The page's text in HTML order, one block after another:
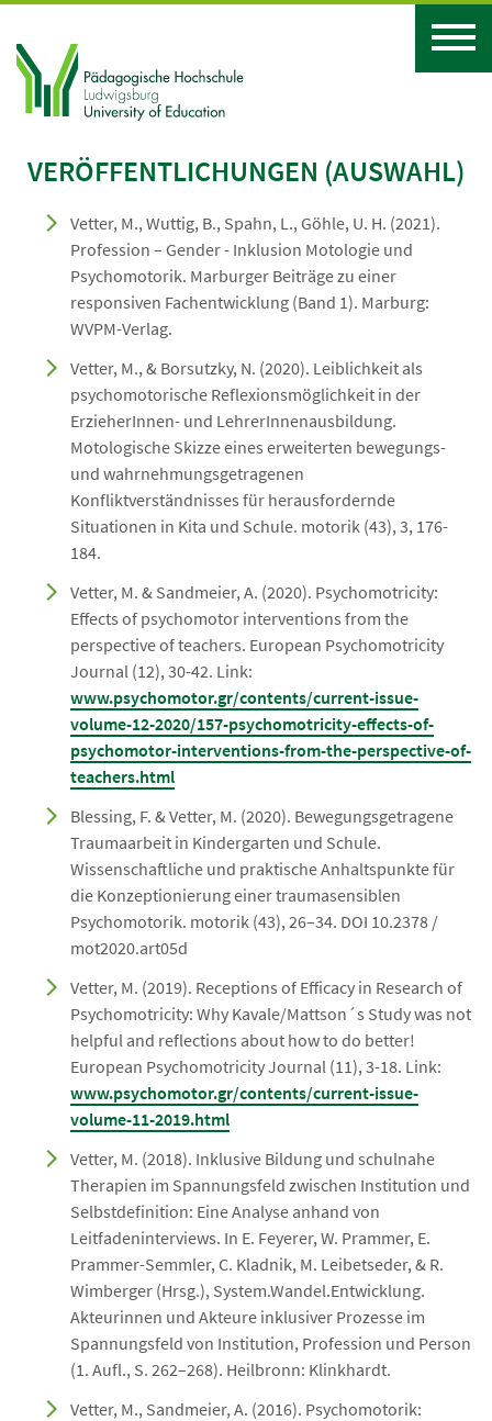
VERÖFFENTLICHUNGEN (AUSWAHL)
Vetter, M., Wuttig, B., Spahn, L., Göhle, U. H. (2021).
Profession – Gender - Inklusion Motologie und
Psychomotorik. Marburger Beiträge zu einer
responsiven Fachentwicklung (Band 1). Marburg:
WVPM-Verlag.
Vetter, M., & Borsutzky, N. (2020). Leiblichkeit als
psychomotorische Reflexionsmöglichkeit in der
ErzieherInnen- und LehrerInnenausbildung.
Motologische Skizze eines erweiterten bewegungs-
und wahrnehmungsgetragenen
Konfliktverständnisses für herausfordernde
Situationen in Kita und Schule. motorik (43), 3, 176-
184.
Vetter, M. & Sandmeier, A. (2020). Psychomotricity:
Effects of psychomotor interventions from the
perspective of teachers. European Psychomotricity
Journal (12), 30-42. Link:
www.psychomotor.gr/contents/current-issue-
volume-12-2020/157-psychomotricity-effects-of-
psychomotor-interventions-from-the-perspective-of-
teachers.html
Blessing, F. & Vetter, M. (2020). Bewegungsgetragene
Traumaarbeit in Kindergarten und Schule.
Wissenschaftliche und praktische Anhaltspunkte für
die Konzeptionierung einer traumasensiblen
Psychomotorik. motorik (43), 26–34. DOI 10.2378 /
mot2020.art05d
Vetter, M. (2019). Receptions of Efficacy in Research of
Psychomotricity: Why Kavale/Mattson´s Study was not
helpful and reflections about how to do better!
European Psychomotricity Journal (11), 3-18. Link:
www.psychomotor.gr/contents/current-issue-
volume-11-2019.html
Vetter, M. (2018). Inklusive Bildung und schulnahe
Therapien im Spannungsfeld zwischen Institution und
Selbstdefinition: Eine Analyse anhand von
Leitfadeninterviews. In E. Feyerer, W. Prammer, E.
Prammer-Semmler, C. Kladnik, M. Leibetseder, & R.
Wimberger (Hrsg.), System.Wandel.Entwicklung.
Akteurinnen und Akteure inklusiver Prozesse im
Spannungsfeld von Institution, Profession und Person
(1. Aufl., S. 262–268). Heilbronn: Klinkhardt.
Vetter, M., Sandmeier, A. (2016). Psychomotorik: